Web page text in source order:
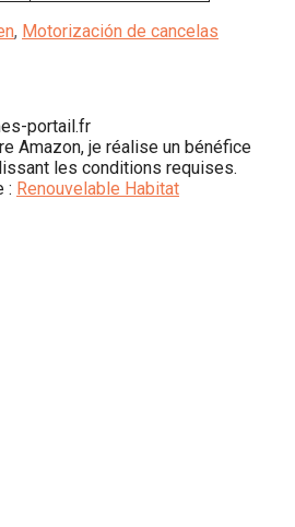
, Motorización de cancelas
portail.fr
Amazon, je réalise un bénéfice
les conditions requises.
: Renouvelable Habitat